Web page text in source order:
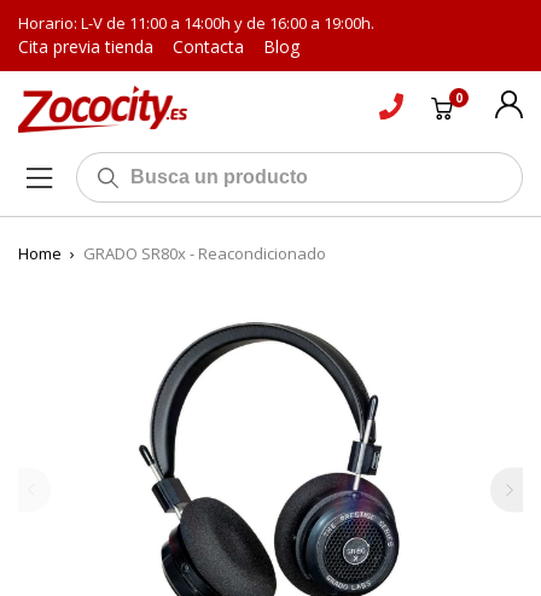
Horario: L-V de 11:00 a 14:00h y de 16:00 a 19:00h.
Cita previa tienda Contacta Blog
0
Home › GRADO SR80x - Reacondicionado